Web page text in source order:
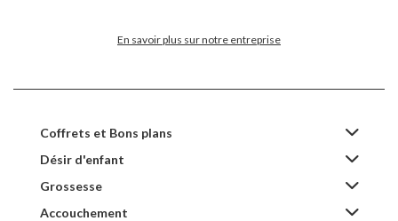
En savoir plus sur notre entreprise
Coffrets et Bons plans
Désir d'enfant
Grossesse
Accouchement